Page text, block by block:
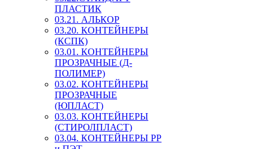
ПЛАСТИК
03.21. АЛЬКОР
03.20. КОНТЕЙНЕРЫ
(КСПК)
03.01. КОНТЕЙНЕРЫ
ПРОЗРАЧНЫЕ (Д-
ПОЛИМЕР)
03.02. КОНТЕЙНЕРЫ
ПРОЗРАЧНЫЕ
(ЮПЛАСТ)
03.03. КОНТЕЙНЕРЫ
(СТИРОЛПЛАСТ)
03.04. КОНТЕЙНЕРЫ РР